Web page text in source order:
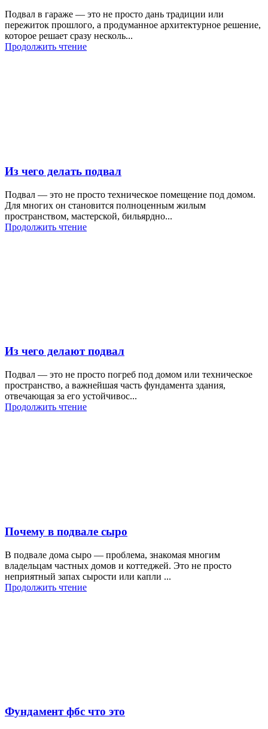
Подвал в гараже — это не просто дань традиции или
пережиток прошлого, а продуманное архитектурное решение,
которое решает сразу несколь...
Продолжить чтение
Из чего делать подвал
Подвал — это не просто техническое помещение под домом.
Для многих он становится полноценным жилым
пространством, мастерской, бильярдно...
Продолжить чтение
Из чего делают подвал
Подвал — это не просто погреб под домом или техническое
пространство, а важнейшая часть фундамента здания,
отвечающая за его устойчивос...
Продолжить чтение
Почему в подвале сыро
В подвале дома сыро — проблема, знакомая многим
владельцам частных домов и коттеджей. Это не просто
неприятный запах сырости или капли ...
Продолжить чтение
Фундамент фбс что это